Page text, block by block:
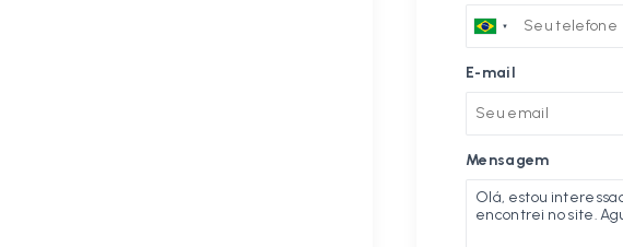
E-mail
Mensagem